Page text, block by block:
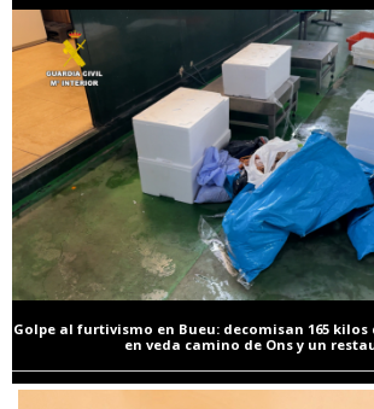
Golpe al furtivismo en Bueu: decomisan 165 kilos
en veda camino de Ons y un